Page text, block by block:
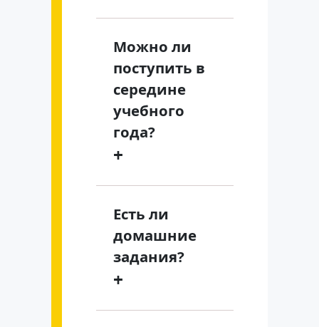
Можно ли
поступить в
середине
учебного
года?
+
Есть ли
домашние
задания?
+